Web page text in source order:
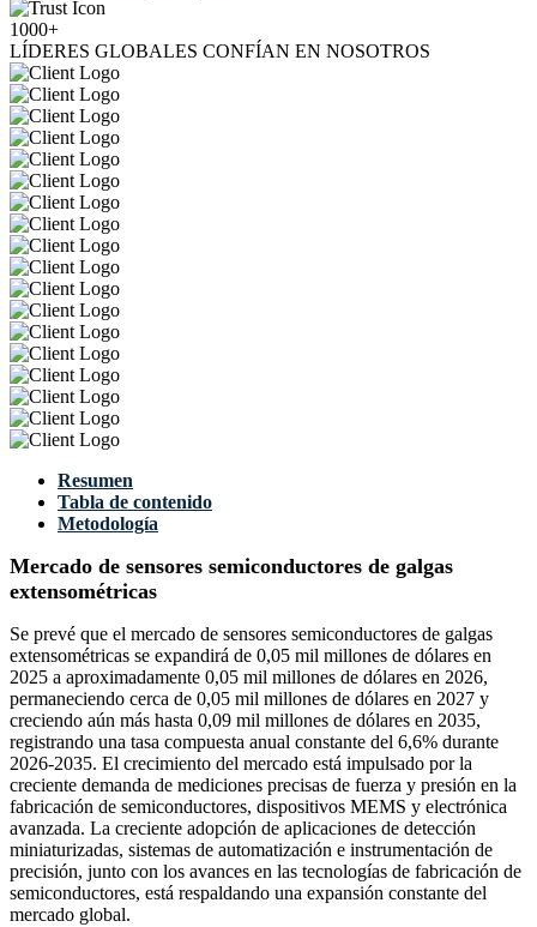
1000+
LÍDERES GLOBALES CONFÍAN EN NOSOTROS
Resumen
Tabla de contenido
Metodología
Mercado de sensores semiconductores de galgas
extensométricas
Se prevé que el mercado de sensores semiconductores de galgas
extensométricas se expandirá de 0,05 mil millones de dólares en
2025 a aproximadamente 0,05 mil millones de dólares en 2026,
permaneciendo cerca de 0,05 mil millones de dólares en 2027 y
creciendo aún más hasta 0,09 mil millones de dólares en 2035,
registrando una tasa compuesta anual constante del 6,6% durante
2026-2035. El crecimiento del mercado está impulsado por la
creciente demanda de mediciones precisas de fuerza y ​​presión en la
fabricación de semiconductores, dispositivos MEMS y electrónica
avanzada. La creciente adopción de aplicaciones de detección
miniaturizadas, sistemas de automatización e instrumentación de
precisión, junto con los avances en las tecnologías de fabricación de
semiconductores, está respaldando una expansión constante del
mercado global.